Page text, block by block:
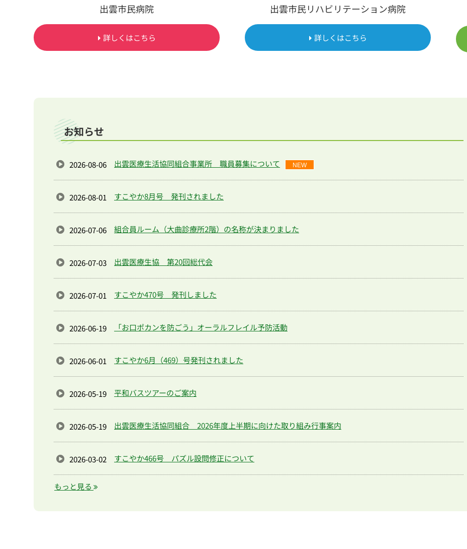
出雲市民病院
詳しくはこちら
出雲市民リハビリテーション病院
詳しくはこちら
お知らせ
2026-08-06 出雲医療生活協同組合事業所 職員募集について NEW
2026-08-01 すこやか8月号 発刊されました
2026-07-06 組合員ルーム（大曲診療所2階）の名称が決まりました
2026-07-03 出雲医療生協 第20回総代会
2026-07-01 すこやか470号 発刊しました
2026-06-19 「お口ポカンを防ごう」オーラルフレイル予防活動
2026-06-01 すこやか6月（469）号発刊されました
2026-05-19 平和バスツアーのご案内
2026-05-19 出雲医療生活協同組合 2026年度上半期に向けた取り組み行事案内
2026-03-02 すこやか466号 パズル設問修正について
もっと見る